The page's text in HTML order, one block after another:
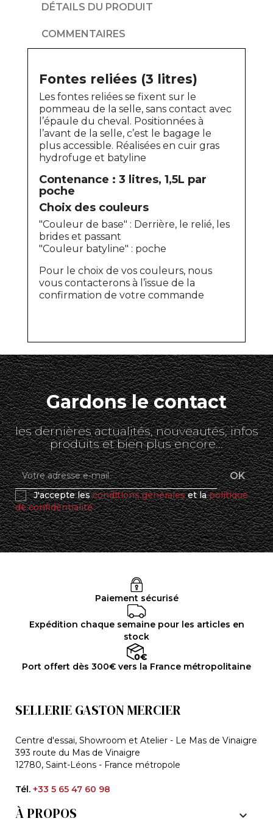
DÉTAILS DU PRODUIT
COMMENTAIRES
Fontes reliées (3 litres)
Les fontes reliées se fixent sur le
pommeau de la selle, sans contact avec
l’épaule du cheval. Positionnées à
l’avant de la selle, c’est le bagage le
plus accessible. Réalisées en cuir gras
hydrofuge et batyline
Contenance : 3 litres, 1,5L par
poche
Choix des couleurs
"Couleur de base" : Derrière, le relié, les
brides et passant
"Couleur batyline" : poche
Pour le choix de vos couleurs, nous
vous contacterons à l’issue de la
confirmation de votre commande
Gardons le contact
les dernières actualités, nouveautés, infos
produits et bien plus encore...
J'accepte lesconditions généraleset lapolitique
de confidentialité
Paiement sécurisé
Expédition chaque semaine pour les articles en
stock
Port offert dès 300€ vers la France métropolitaine
SELLERIE GASTON MERCIER
Centre d'essai, Showroom et Atelier - Le Mas de Vinaigre
393 route du Mas de Vinaigre
12780, Saint-Léons - France métropole
Tél. +33 5 65 47 60 98
À PROPOS 